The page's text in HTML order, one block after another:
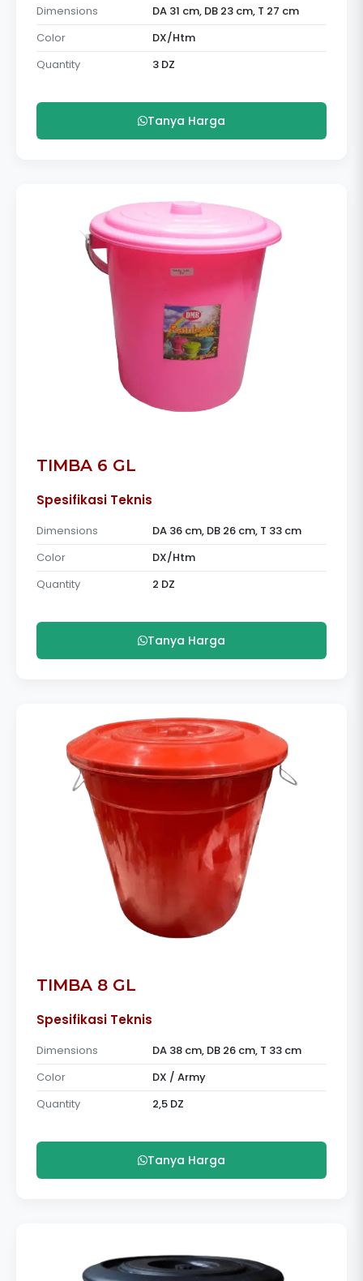
Dimensions
DA 31 cm, DB 23 cm, T 27 cm
Color
DX/Htm
Quantity
3 DZ
Tanya Harga
TIMBA 6 GL
Spesifikasi Teknis
Dimensions
DA 36 cm, DB 26 cm, T 33 cm
Color
DX/Htm
Quantity
2 DZ
Tanya Harga
TIMBA 8 GL
Spesifikasi Teknis
Dimensions
DA 38 cm, DB 26 cm, T 33 cm
Color
DX / Army
Quantity
2,5 DZ
Tanya Harga